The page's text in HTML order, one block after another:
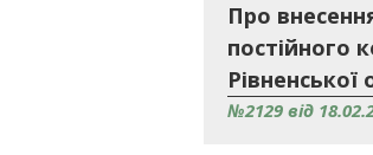
Про
постійного
Рівненської
№2129 від